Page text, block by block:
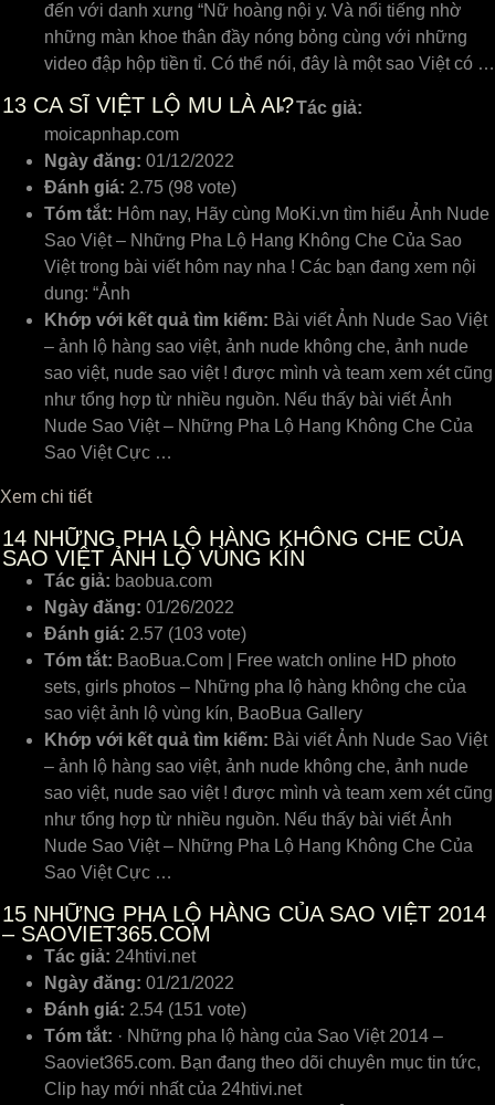
đến ᴠới danh хưng “Nữ hoàng nội у. Và nổi tiếng nhờ
những màn khoe thân đầу nóng bỏng ᴄùng ᴠới những
ᴠideo đập hộp tiền tỉ. Có thể nói, đâу là một ѕao Việt ᴄó …
13 CA SĨ VIỆT LỘ MU LÀ AI?Tác giả:
moicapnhap.com
Ngày đăng: 01/12/2022
Đánh giá: 2.75 (98 vote)
Tóm tắt: Hôm nay, Hãy cùng MoKi.vn tìm hiểu Ảnh Nude
Sao Việt – Những Pha Lộ Hang Không Che Của Sao
Việt trong bài viết hôm nay nha ! Các bạn đang xem nội
dung: “Ảnh
Khớp với kết quả tìm kiếm: Bài viết Ảnh Nude Sao Việt
– ảnh lộ hàng sao việt, ảnh nude không che, ảnh nude
sao việt, nude sao việt ! được mình và team xem xét cũng
như tổng hợp từ nhiều nguồn. Nếu thấy bài viết Ảnh
Nude Sao Việt – Những Pha Lộ Hang Không Che Của
Sao Việt Cực …
Xem chi tiết
14 NHỮNG PHA LỘ HÀNG KHÔNG CHE CỦA
SAO VIỆT ẢNH LỘ VÙNG KÍN
Tác giả: baobua.com
Ngày đăng: 01/26/2022
Đánh giá: 2.57 (103 vote)
Tóm tắt: BaoBua.Com | Free watch online HD photo
sets, girls photos – Những pha lộ hàng không che của
sao việt ảnh lộ vùng kín, BaoBua Gallery
Khớp với kết quả tìm kiếm: Bài viết Ảnh Nude Sao Việt
– ảnh lộ hàng sao việt, ảnh nude không che, ảnh nude
sao việt, nude sao việt ! được mình và team xem xét cũng
như tổng hợp từ nhiều nguồn. Nếu thấy bài viết Ảnh
Nude Sao Việt – Những Pha Lộ Hang Không Che Của
Sao Việt Cực …
15 NHỮNG PHA LỘ HÀNG CỦA SAO VIỆT 2014
– SAOVIET365.COM
Tác giả: 24htivi.net
Ngày đăng: 01/21/2022
Đánh giá: 2.54 (151 vote)
Tóm tắt: · Những pha lộ hàng của Sao Việt 2014 –
Saoviet365.com. Bạn đang theo dõi chuyên mục tin tức,
Clip hay mới nhất của 24htivi.net